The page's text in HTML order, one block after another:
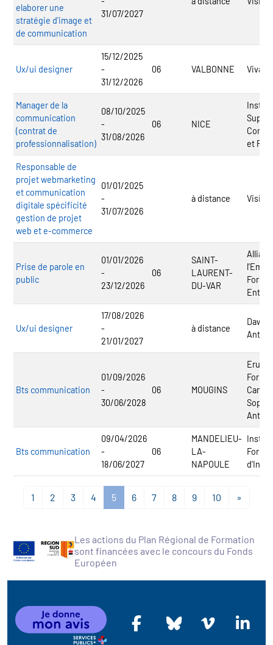
elaborer une
stratégie d'image et
de communication
31/07/2027
Ux/ui designer
15/12/2025
-
31/12/2026
06 VALBONNE
Manager de la
communication
(contrat de
professionnalisation)
08/10/2025
-
31/08/2026
06 NICE
et
Responsable de
projet webmarketing
et communication
digitale spécificité
gestion de projet
web et e-commerce
01/01/2025
-
31/07/2026
à distance
Prise de parole en
public
01/01/2026
-
23/12/2026
06
SAINT-
LAURENT-
DU-VAR
Ux/ui designer
17/08/2026
-
21/01/2027
à distance
Bts communication
01/09/2026
-
30/06/2028
06 MOUGINS
Erudis
Bts communication
09/04/2026
-
18/06/2027
06
MANDELIEU-
LA-
NAPOULE
1 2 3 4 5 6 7 8 9 10 »
Les actions du Plan Régional de Formation
sont financées avec le concours du Fonds
Européen